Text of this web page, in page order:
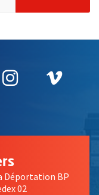
fenêtre
nouvelle
une
Instagram
, Ouvre
,
une
RSS
Déportation BP
02